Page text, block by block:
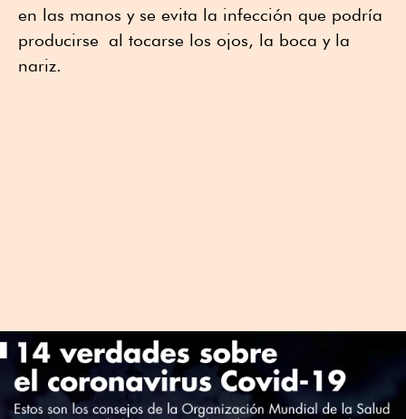
en las manos y se evita la infección que podría
producirse al tocarse los ojos, la boca y la
nariz.